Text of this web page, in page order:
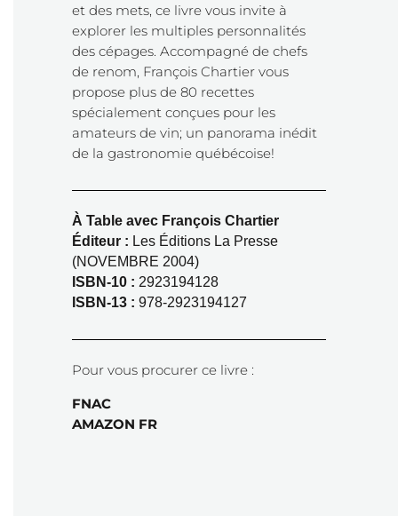
et des mets, ce livre vous invite à
explorer les multiples personnalités
des cépages. Accompagné de chefs
de renom, François Chartier vous
propose plus de 80 recettes
spécialement conçues pour les
amateurs de vin; un panorama inédit
de la gastronomie québécoise!
À Table avec François Chartier
Éditeur : Les Éditions La Presse
(NOVEMBRE 2004)
ISBN-10 : 2923194128
ISBN-13 : 978-2923194127
Pour vous procurer ce livre :
FNAC
AMAZON FR